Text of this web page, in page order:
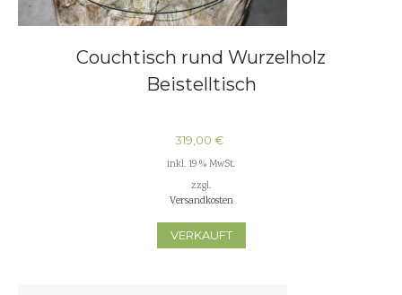
Couchtisch rund Wurzelholz
Beistelltisch
319,00 €
inkl. 19 % MwSt.
zzgl.
Versandkosten
VERKAUFT